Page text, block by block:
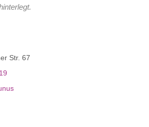
Str. 67